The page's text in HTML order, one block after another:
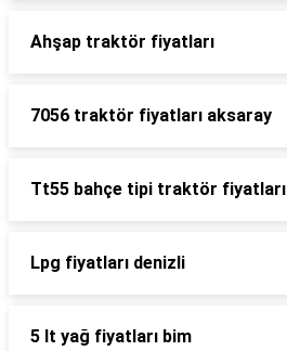
Ahşap traktör fiyatları
7056 traktör fiyatları aksaray
Tt55 bahçe tipi traktör fiyatları
Lpg fiyatları denizli
5 lt yağ fiyatları bim